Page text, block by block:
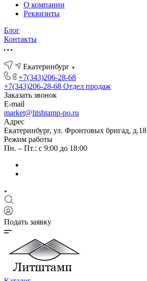
О компании
Реквизиты
Блог
Контакты
Екатеринбург
+7(343)206-28-68
+7(343)206-28-68 Отдел продаж
Заказать звонок
E-mail
market@litshtamp-po.ru
Адрес
Екатеринбург, ул. Фронтовых бригад, д.18
Режим работы
Пн. – Пт.: с 9:00 до 18:00
Подать заявку